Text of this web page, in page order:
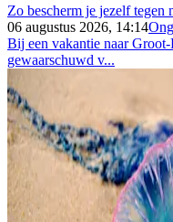
Zo bescherm je jezelf tegen
06 augustus 2026, 14:14
Bij een vakantie naar
gewaarschuwd v...